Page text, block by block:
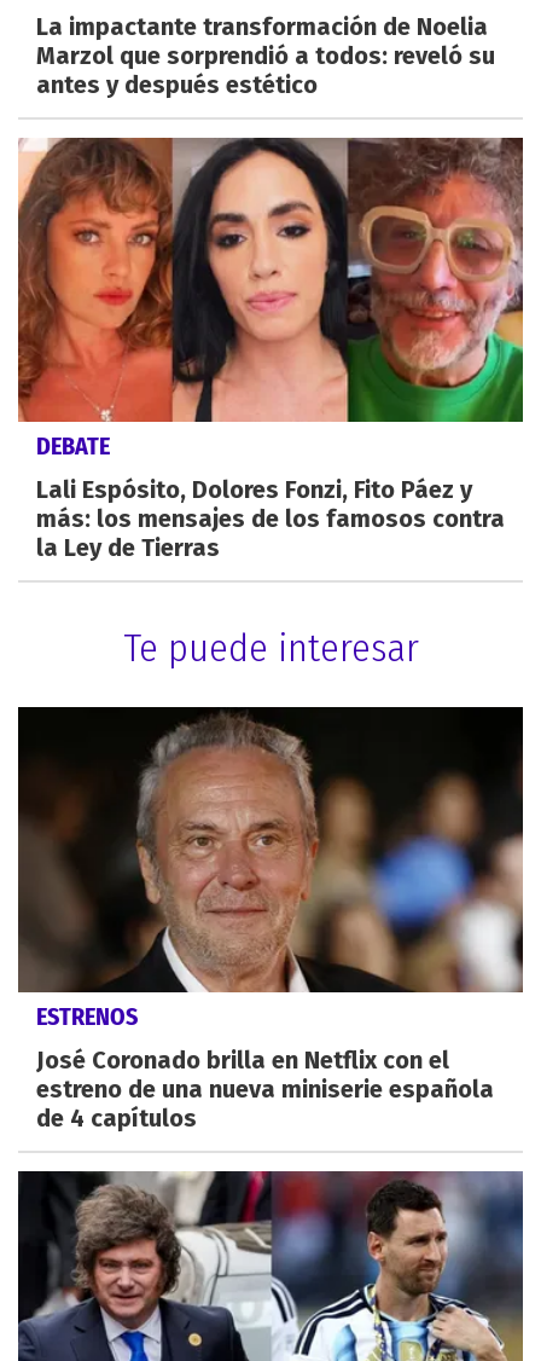
La impactante transformación de Noelia
Marzol que sorprendió a todos: reveló su
antes y después estético
DEBATE
Lali Espósito, Dolores Fonzi, Fito Páez y
más: los mensajes de los famosos contra
la Ley de Tierras
Te puede interesar
ESTRENOS
José Coronado brilla en Netflix con el
estreno de una nueva miniserie española
de 4 capítulos